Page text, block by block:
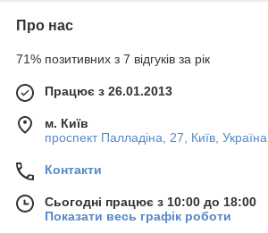
Про нас
71% позитивних з 7 відгуків за рік
Працює з 26.01.2013
м. Київ
проспект Палладіна, 27, Київ, Україна
Контакти
Сьогодні працює з 10:00 до 18:00
Показати весь графік роботи